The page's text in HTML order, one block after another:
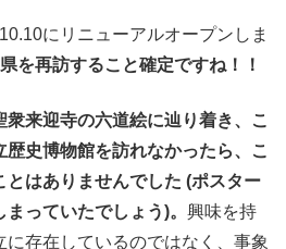
にリニューアルオープンしま
を再訪すること確定ですね！！
来迎寺の六道絵に辿り着き、こ
史博物館を訪れなかったら、こ
はありませんでした (ポスター
っていたでしょう)。 興味を持
に存在しているのではなく、事象